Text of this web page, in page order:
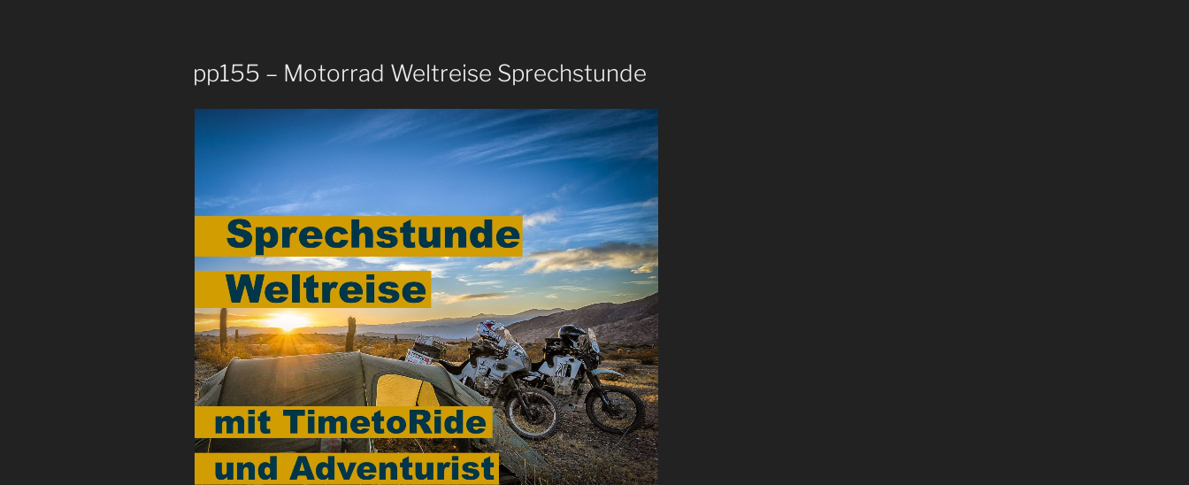
pp155 – Motorrad Weltreise Sprechstunde